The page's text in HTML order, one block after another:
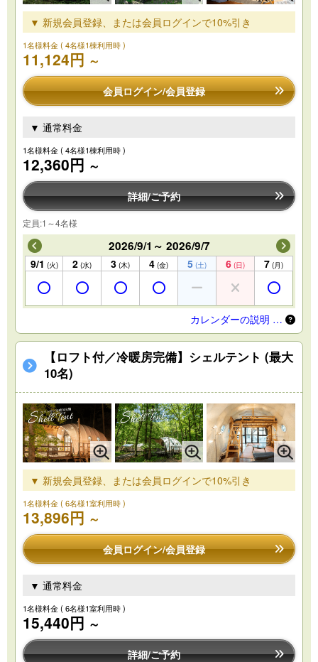
▼ 新規会員登録、または会員ログインで10%引き
1名様料金( 4名様1棟利用時 )
11,124円 ～
会員ログイン/会員登録
▼ 通常料金
1名様料金( 4名様1棟利用時 )
12,360円 ～
詳細/ご予約
定員:1～4名様
2026/9/1～ 2026/9/7
9/1 (火) 2 (水) 3 (木) 4 (金) 5 (土) 6 (日) 7 (月)
カレンダーの説明 …
【ロフト付／冷暖房完備】シェルテント (最大
10名)
▼ 新規会員登録、または会員ログインで10%引き
1名様料金( 6名様1室利用時 )
13,896円 ～
会員ログイン/会員登録
▼ 通常料金
1名様料金( 6名様1室利用時 )
15,440円 ～
詳細/ご予約